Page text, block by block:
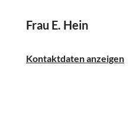
Frau E. Hein
Kontaktdaten anzeigen